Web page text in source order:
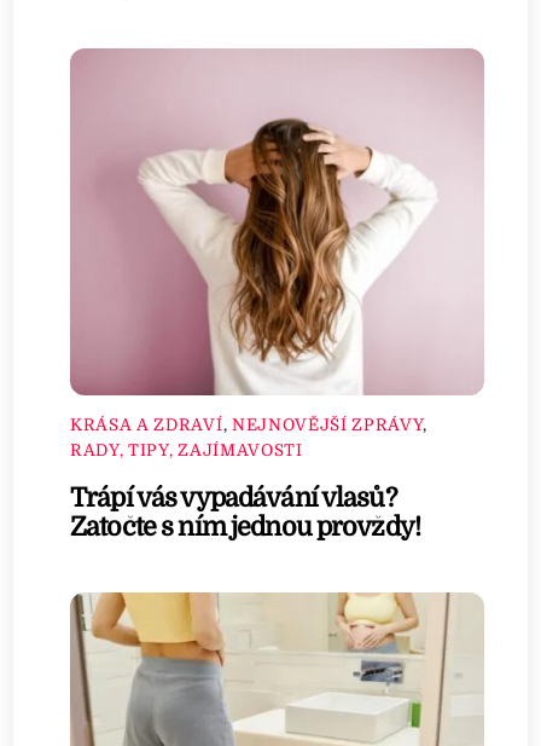
KRÁSA A ZDRAVÍ, NEJNOVĚJŠÍ ZPRÁVY,
RADY, TIPY, ZAJÍMAVOSTI
Trápí vás vypadávání vlasů?
Zatočte s ním jednou provždy!